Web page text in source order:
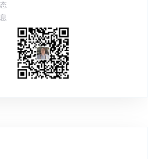
重的要因素，立向水法和元运当
行成旺山旺向，就会给子孙后代
无疑。如果光有形局不结合理气
局，就会给子孙后代造成人丁财
会祸及子孙。
，可以推知内中是否有生气流动的。